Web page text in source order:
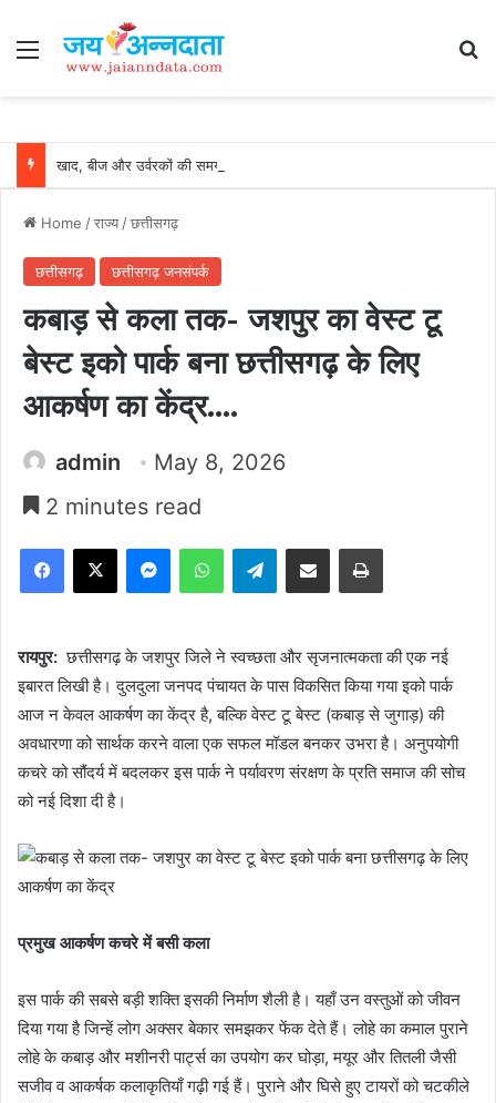
Menu
Home /राज्य/छत्तीसगढ़
छत्तीसगढ़ छत्तीसगढ़ जनसंपर्क
कबाड़ से कला तक- जशपुर का वेस्ट टू
बेस्ट इको पार्क बना छत्तीसगढ़ के लिए
आकर्षण का केंद्र….
admin
May 8, 2026
2 minutes read
Facebook
X MessengerWhatsAppTelegramShare via Email Print
रायपुर:छत्तीसगढ़ के जशपुर जिले ने स्वच्छता और सृजनात्मकता की एक नई
इबारत लिखी है। दुलदुला जनपद पंचायत के पास विकसित किया गया इको पार्क
आज न केवल आकर्षण का केंद्र है, बल्कि वेस्ट टू बेस्ट (कबाड़ से जुगाड़) की
अवधारणा को सार्थक करने वाला एक सफल मॉडल बनकर उभरा है। अनुपयोगी
कचरे को सौंदर्य में बदलकर इस पार्क ने पर्यावरण संरक्षण के प्रति समाज की सोच
को नई दिशा दी है।
प्रमुख आकर्षण कचरे में बसी कला
इस पार्क की सबसे बड़ी शक्ति इसकी निर्माण शैली है। यहाँ उन वस्तुओं को जीवन
दिया गया है जिन्हें लोग अक्सर बेकार समझकर फेंक देते हैं। लोहे का कमाल पुराने
लोहे के कबाड़ और मशीनरी पार्ट्स का उपयोग कर घोड़ा, मयूर और तितली जैसी
सजीव व आकर्षक कलाकृतियाँ गढ़ी गई हैं। पुराने और घिसे हुए टायरों को चटकीले